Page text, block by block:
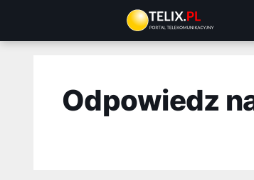
treści
Odpowiedz